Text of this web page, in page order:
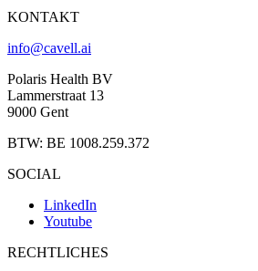
KONTAKT
info@cavell.ai
Polaris Health BV
Lammerstraat 13
9000 Gent
BTW: BE 1008.259.372
SOCIAL
LinkedIn
Youtube
RECHTLICHES